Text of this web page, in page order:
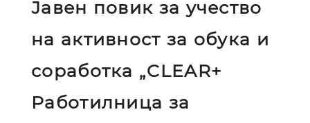
Јавен повик за учество
на активност за обука и
соработка „CLEAR+
Работилница за